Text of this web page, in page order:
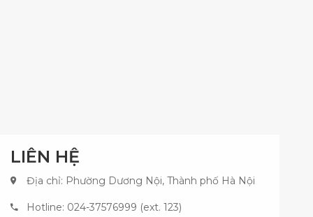
LIÊN HỆ
Địa chỉ: Phường Dương Nội, Thành phố Hà Nội
Hotline: 024-37576999 (ext. 123)